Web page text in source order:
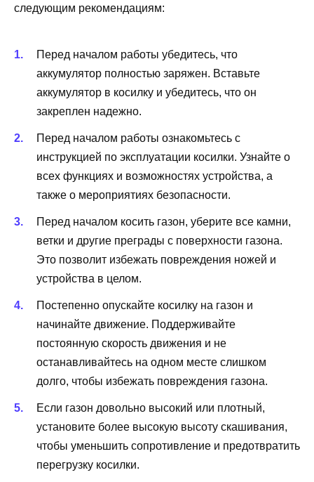
следующим рекомендациям:
Перед началом работы убедитесь, что
аккумулятор полностью заряжен. Вставьте
аккумулятор в косилку и убедитесь, что он
закреплен надежно.
Перед началом работы ознакомьтесь с
инструкцией по эксплуатации косилки. Узнайте о
всех функциях и возможностях устройства, а
также о мероприятиях безопасности.
Перед началом косить газон, уберите все камни,
ветки и другие преграды с поверхности газона.
Это позволит избежать повреждения ножей и
устройства в целом.
Постепенно опускайте косилку на газон и
начинайте движение. Поддерживайте
постоянную скорость движения и не
останавливайтесь на одном месте слишком
долго, чтобы избежать повреждения газона.
Если газон довольно высокий или плотный,
установите более высокую высоту скашивания,
чтобы уменьшить сопротивление и предотвратить
перегрузку косилки.